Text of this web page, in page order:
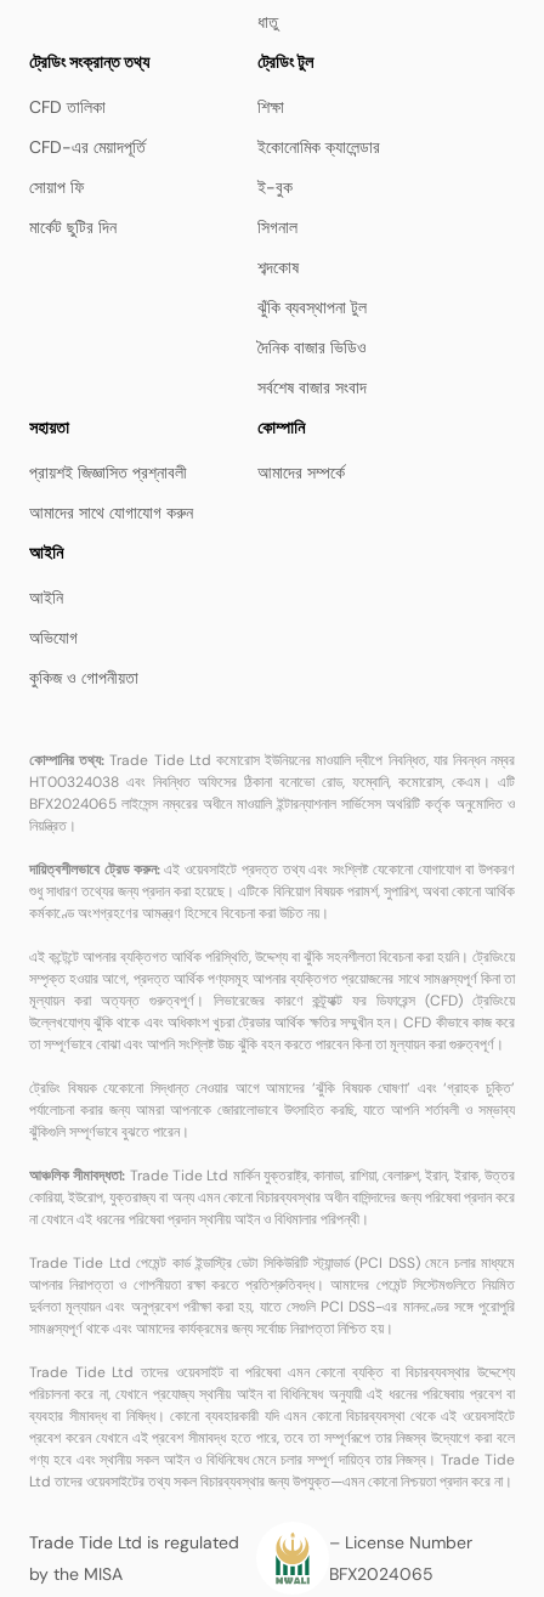
ধাতু
ট্রেডিং সংক্রান্ত তথ্য
CFD তালিকা
CFD-এর মেয়াদপূর্তি
সোয়াপ ফি
মার্কেট ছুটির দিন
ট্রেডিং টুল
শিক্ষা
ইকোনোমিক ক্যালেন্ডার
ই-বুক
সিগনাল
শব্দকোষ
ঝুঁকি ব্যবস্থাপনা টুল
দৈনিক বাজার ভিডিও
সর্বশেষ বাজার সংবাদ
সহায়তা
প্রায়শই জিজ্ঞাসিত প্রশ্নাবলী
আমাদের সাথে যোগাযোগ করুন
কোম্পানি
আমাদের সম্পর্কে
আইনি
আইনি
অভিযোগ
কুকিজ ও গোপনীয়তা
কোম্পানির তথ্য: Trade Tide Ltd কমোরোস ইউনিয়নের মাওয়ালি দ্বীপে নিবন্ধিত, যার নিবন্ধন নম্বর
HT00324038 এবং নিবন্ধিত অফিসের ঠিকানা বনোভো রোড, ফম্বোনি, কমোরোস, কেএম। এটি
BFX2024065 লাইসেন্স নম্বরের অধীনে মাওয়ালি ইন্টারন্যাশনাল সার্ভিসেস অথরিটি কর্তৃক অনুমোদিত ও
নিয়ন্ত্রিত।
দায়িত্বশীলভাবে ট্রেড করুন:এই ওয়েবসাইটে প্রদত্ত তথ্য এবং সংশ্লিষ্ট যেকোনো যোগাযোগ বা উপকরণ
শুধু সাধারণ তথ্যের জন্য প্রদান করা হয়েছে। এটিকে বিনিয়োগ বিষয়ক পরামর্শ, সুপারিশ, অথবা কোনো আর্থিক
কর্মকাণ্ডে অংশগ্রহণের আমন্ত্রণ হিসেবে বিবেচনা করা উচিত নয়।
এই কন্টেন্টে আপনার ব্যক্তিগত আর্থিক পরিস্থিতি, উদ্দেশ্য বা ঝুঁকি সহনশীলতা বিবেচনা করা হয়নি। ট্রেডিংয়ে
সম্পৃক্ত হওয়ার আগে, প্রদত্ত আর্থিক পণ্যসমূহ আপনার ব্যক্তিগত প্রয়োজনের সাথে সামঞ্জস্যপূর্ণ কিনা তা
মূল্যায়ন করা অত্যন্ত গুরুত্বপূর্ণ। লিভারেজের কারণে কন্ট্র্যাক্ট ফর ডিফারেন্স (CFD) ট্রেডিংয়ে
উল্লেখযোগ্য ঝুঁকি থাকে এবং অধিকাংশ খুচরা ট্রেডার আর্থিক ক্ষতির সম্মুখীন হন। CFD কীভাবে কাজ করে
তা সম্পূর্ণভাবে বোঝা এবং আপনি সংশ্লিষ্ট উচ্চ ঝুঁকি বহন করতে পারবেন কিনা তা মূল্যায়ন করা গুরুত্বপূর্ণ।
ট্রেডিং বিষয়ক যেকোনো সিদ্ধান্ত নেওয়ার আগে আমাদের ‘ঝুঁকি বিষয়ক ঘোষণা’ এবং ‘গ্রাহক চুক্তি’
পর্যালোচনা করার জন্য আমরা আপনাকে জোরালোভাবে উৎসাহিত করছি, যাতে আপনি শর্তাবলী ও সম্ভাব্য
ঝুঁকিগুলি সম্পূর্ণভাবে বুঝতে পারেন।
আঞ্চলিক সীমাবদ্ধতা: Trade Tide Ltd মার্কিন যুক্তরাষ্ট্র, কানাডা, রাশিয়া, বেলারুশ, ইরান, ইরাক, উত্তর
কোরিয়া, ইউরোপ, যুক্তরাজ্য বা অন্য এমন কোনো বিচারব্যবস্থার অধীন বাসিন্দাদের জন্য পরিষেবা প্রদান করে
না যেখানে এই ধরনের পরিষেবা প্রদান স্থানীয় আইন ও বিধিমালার পরিপন্থী।
Trade Tide Ltd পেমেন্ট কার্ড ইন্ডাস্ট্রি ডেটা সিকিউরিটি স্ট্যান্ডার্ড (PCI DSS) মেনে চলার মাধ্যমে
আপনার নিরাপত্তা ও গোপনীয়তা রক্ষা করতে প্রতিশ্রুতিবদ্ধ। আমাদের পেমেন্ট সিস্টেমগুলিতে নিয়মিত
দুর্বলতা মূল্যায়ন এবং অনুপ্রবেশ পরীক্ষা করা হয়, যাতে সেগুলি PCI DSS-এর মানদণ্ডের সঙ্গে পুরোপুরি
সামঞ্জস্যপূর্ণ থাকে এবং আমাদের কার্যক্রমের জন্য সর্বোচ্চ নিরাপত্তা নিশ্চিত হয়।
Trade Tide Ltd তাদের ওয়েবসাইট বা পরিষেবা এমন কোনো ব্যক্তি বা বিচারব্যবস্থার উদ্দেশ্যে
পরিচালনা করে না, যেখানে প্রযোজ্য স্থানীয় আইন বা বিধিনিষেধ অনুযায়ী এই ধরনের পরিষেবায় প্রবেশ বা
ব্যবহার সীমাবদ্ধ বা নিষিদ্ধ। কোনো ব্যবহারকারী যদি এমন কোনো বিচারব্যবস্থা থেকে এই ওয়েবসাইটে
প্রবেশ করেন যেখানে এই প্রবেশ সীমাবদ্ধ হতে পারে, তবে তা সম্পূর্ণরূপে তার নিজস্ব উদ্যোগে করা বলে
গণ্য হবে এবং স্থানীয় সকল আইন ও বিধিনিষেধ মেনে চলার সম্পূর্ণ দায়িত্ব তার নিজস্ব। Trade Tide
Ltd তাদের ওয়েবসাইটের তথ্য সকল বিচারব্যবস্থার জন্য উপযুক্ত—এমন কোনো নিশ্চয়তা প্রদান করে না।
Trade Tide Ltd is regulated
by the MISA
– License Number
BFX2024065